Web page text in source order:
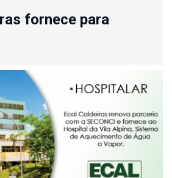
fornece para